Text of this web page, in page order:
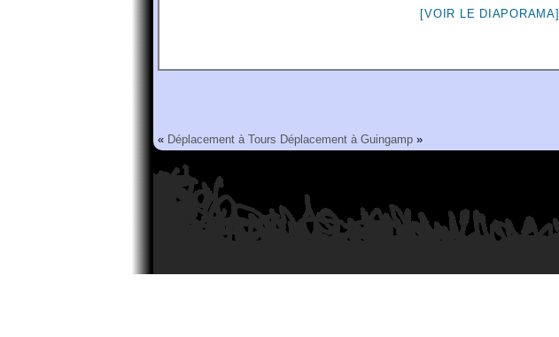
[VOIR LE DIAPORAMA]
« Déplacement à Tours Déplacement à Guingamp »